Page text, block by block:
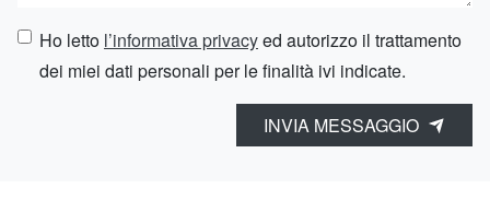
Ho letto l’informativa privacyed autorizzo il trattamento
dei miei dati personali per le finalità ivi indicate.
INVIA MESSAGGIO